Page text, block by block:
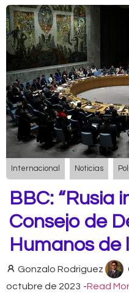
Internacional Noticias
BBC: “Rusia
Consejo de
Humanos de
Gonzalo Rodriguez
octubre de 2023 -Read